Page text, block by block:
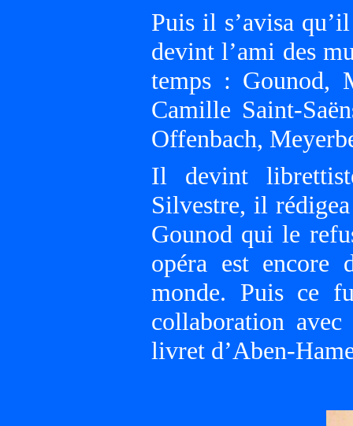
Puis il s’avisa
devint l’ami des
temps : Gounod,
Camille Saint-
Offenbach,
Il devint
Silvestre, il
Gounod qui le
opéra est encore
monde. Puis ce
collaboration
livret d’Aben-